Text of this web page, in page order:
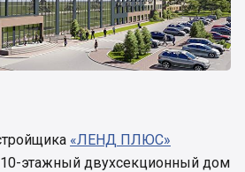
«ЛЕНД ПЛЮС»
10-этажный двухсекционный дом